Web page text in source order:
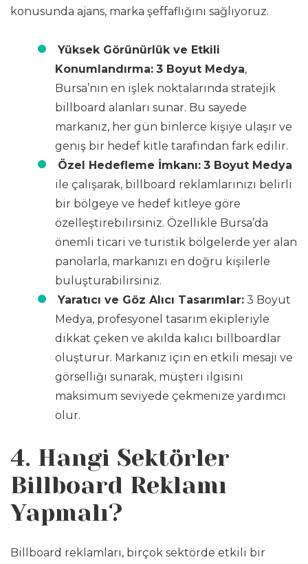
konusunda ajans, marka şeffaflığını sağlıyoruz.
Yüksek Görünürlük ve Etkili
Konumlandırma: 3 Boyut Medya,
Bursa’nın en işlek noktalarında stratejik
billboard alanları sunar. Bu sayede
markanız, her gün binlerce kişiye ulaşır ve
geniş bir hedef kitle tarafından fark edilir.
Özel Hedefleme İmkanı: 3 Boyut Medya
ile çalışarak, billboard reklamlarınızı belirli
bir bölgeye ve hedef kitleye göre
özelleştirebilirsiniz. Özellikle Bursa’da
önemli ticari ve turistik bölgelerde yer alan
panolarla, markanızı en doğru kişilerle
buluşturabilirsiniz.
Yaratıcı ve Göz Alıcı Tasarımlar: 3 Boyut
Medya, profesyonel tasarım ekipleriyle
dikkat çeken ve akılda kalıcı billboardlar
oluşturur. Markanız için en etkili mesajı ve
görselliği sunarak, müşteri ilgisini
maksimum seviyede çekmenize yardımcı
olur.
4. Hangi Sektörler
Billboard Reklamı
Yapmalı?
Billboard reklamları, birçok sektörde etkili bir